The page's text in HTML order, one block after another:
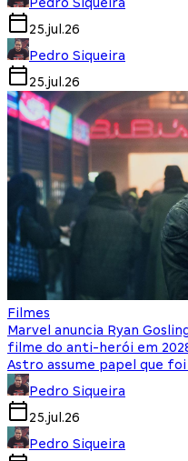
25.jul.26
Pedro Siqueira
25.jul.26
Filmes
Marvel anuncia Ryan
filme do anti-herói em
Astro assume papel que foi
Pedro Siqueira
25.jul.26
Pedro Siqueira